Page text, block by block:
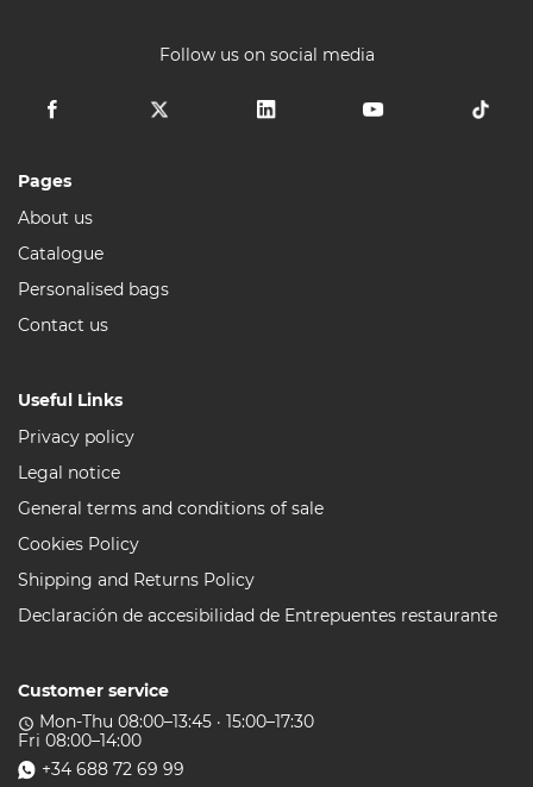
Follow us on social media
Pages
About us
Catalogue
Personalised bags
Contact us
Useful Links
Privacy policy
Legal notice
General terms and conditions of sale
Cookies Policy
Shipping and Returns Policy
Declaración de accesibilidad de Entrepuentes restaurante
Customer service
access_time Mon-Thu 08:00–13:45 · 15:00–17:30
Fri 08:00–14:00
+34 688 72 69 99